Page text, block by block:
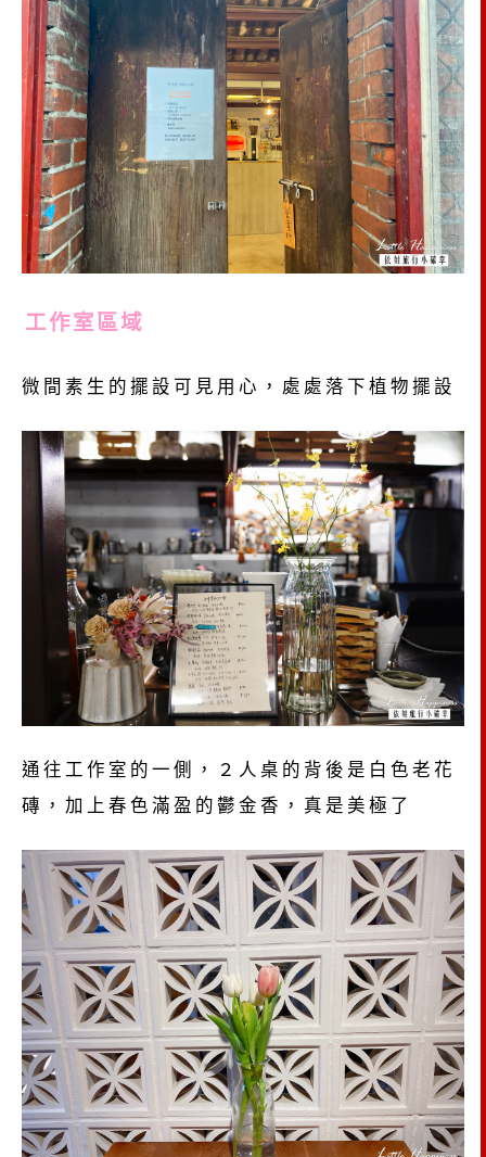
工作室區域
微間素生的擺設可見用心，處處落下植物擺設
通往工作室的一側，２人桌的背後是白色老花
磚，加上春色滿盈的鬱金香，真是美極了